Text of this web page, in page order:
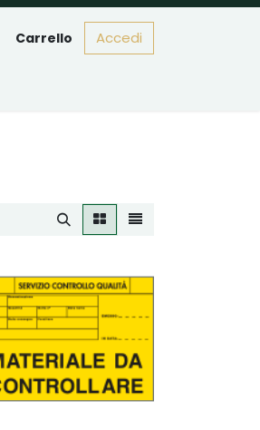
Carrello Accedi